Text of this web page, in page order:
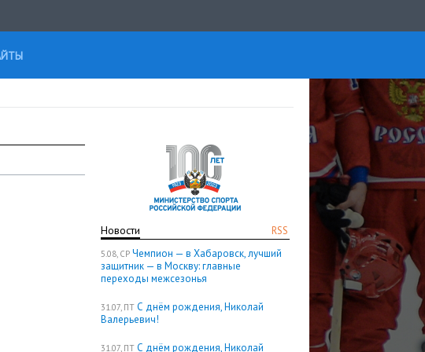
RSS
Новости
5.08, СР Чемпион — в Хабаровск, лучший
защитник — в Москву: главные
переходы межсезонья
31.07, ПТ С днём рождения, Николай
Валерьевич!
31.07, ПТ С днём рождения, Николай